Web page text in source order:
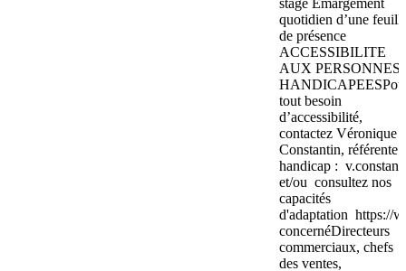
stage Emargement
quotidien d’une
de présence
ACCESSIBILITE
AUX PERSONNES
tout besoin
d’accessibilité,
contactez Véronique
Constantin, référente
handicap :
et/ou consultez nos
capacités
d'adaptation https://
concernéDirecteurs
commerciaux, chefs
des ventes,